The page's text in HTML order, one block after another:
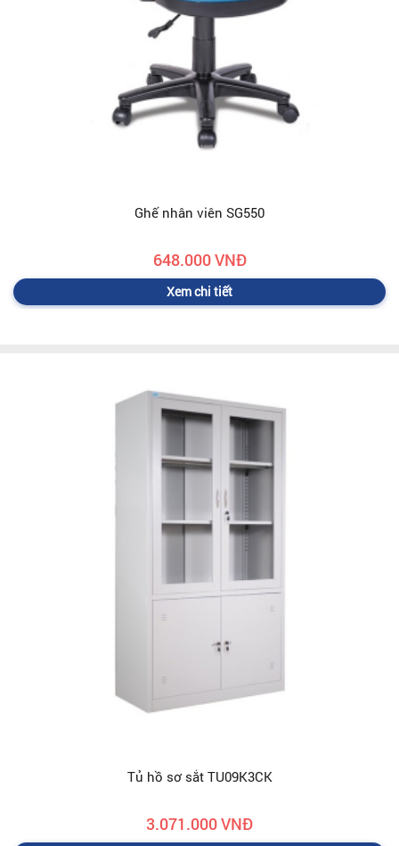
Ghế nhân viên SG550
648.000 VNĐ
Xem chi tiết
Tủ hồ sơ sắt TU09K3CK
3.071.000 VNĐ